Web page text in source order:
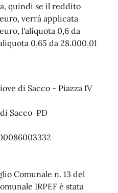
quindi se il reddito
verrà applicata
l'aliquota 0,6 da
0,65 da 28.000,01
di Sacco - Piazza IV
Sacco PD
Comunale n. 13 del
IRPEF è stata